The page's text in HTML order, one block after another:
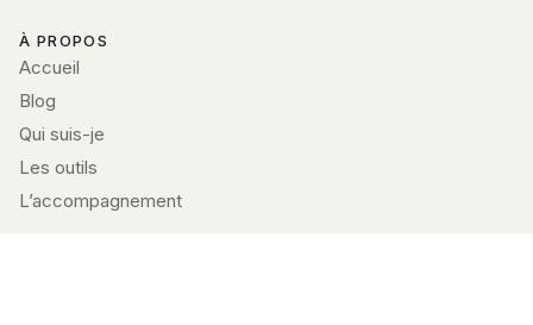
À PROPOS
Accueil
Blog
Qui suis-je
Les outils
L’accompagnement